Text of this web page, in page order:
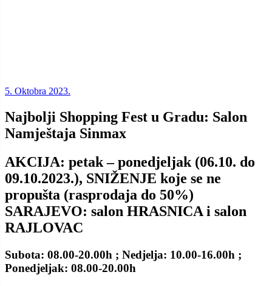
5. Oktobra 2023.
Najbolji Shopping Fest u Gradu: Salon
Namještaja Sinmax
AKCIJA: petak – ponedjeljak (06.10. do
09.10.2023.), SNIŽENJE koje se ne
propušta (rasprodaja do 50%)
SARAJEVO: salon HRASNICA i salon
RAJLOVAC
Subota: 08.00-20.00h ; Nedjelja: 10.00-16.00h ;
Ponedjeljak: 08.00-20.00h